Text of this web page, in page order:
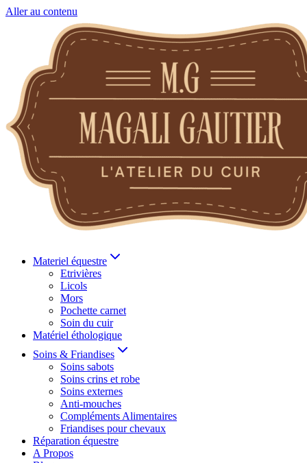
Aller au contenu
Materiel équestre
Etrivières
Licols
Mors
Pochette carnet
Soin du cuir
Matériel éthologique
Soins & Friandises
Soins sabots
Soins crins et robe
Soins externes
Anti-mouches
Compléments Alimentaires
Friandises pour chevaux
Réparation équestre
A Propos